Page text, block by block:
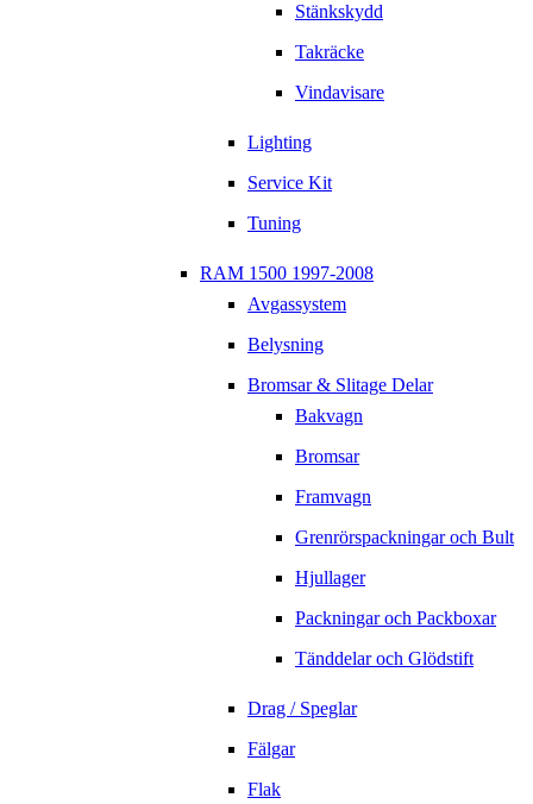
Stänkskydd
Takräcke
Vindavisare
Lighting
Service Kit
Tuning
RAM 1500 1997-2008
Avgassystem
Belysning
Bromsar & Slitage Delar
Bakvagn
Bromsar
Framvagn
Grenrörspackningar och Bult
Hjullager
Packningar och Packboxar
Tänddelar och Glödstift
Drag / Speglar
Fälgar
Flak